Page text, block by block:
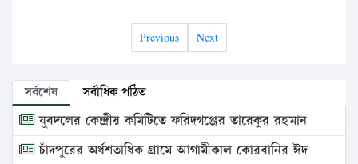
Previous Next
সর্বশেষ সর্বাধিক পঠিত
যুবদলের কেন্দ্রীয় কমিটিতে ফরিদগঞ্জের তারেকুর রহমান
চাঁদপুরের অর্ধশতাধিক গ্রামে আগামীকাল কোরবানির ঈদ